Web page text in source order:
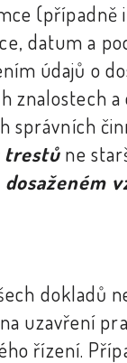
(případně
datum a
údajů o
znalostech
správních
trestů ne
dokladů
uzavření
řízení.